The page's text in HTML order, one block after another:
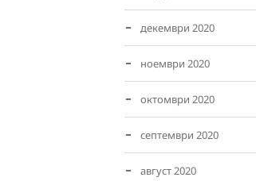
декември 2020
ноември 2020
октомври 2020
септември 2020
август 2020